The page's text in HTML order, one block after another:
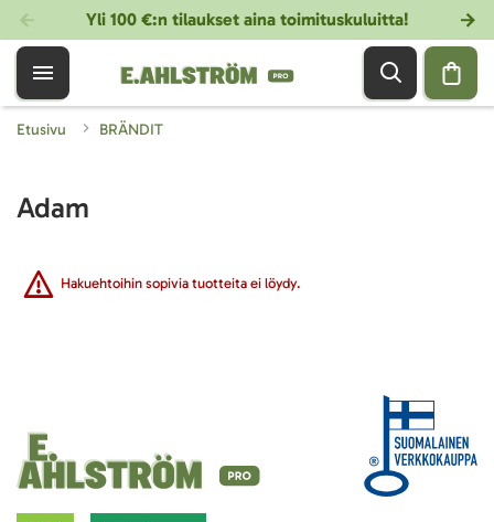
Yli 100 €:n tilaukset aina toimituskuluitta!
Etusivu BRÄNDIT
Adam
Hakuehtoihin sopivia tuotteita ei löydy.